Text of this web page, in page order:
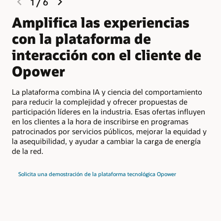
forman parte de la red de partners de Opower y son
una excelente manera de comprobar la eficacia de un
nuevo servicio o producto con clientes de servicios
públicos.
slide
Amplifica las experiencias
con la plataforma de
interacción con el cliente de
Opower
La plataforma combina IA y ciencia del comportamiento
para reducir la complejidad y ofrecer propuestas de
participación líderes en la industria. Esas ofertas influyen
en los clientes a la hora de inscribirse en programas
patrocinados por servicios públicos, mejorar la equidad y
la asequibilidad, y ayudar a cambiar la carga de energía
de la red.
Solicita una demostración de la plataforma tecnológica Opower